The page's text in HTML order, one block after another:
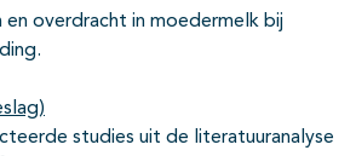
en overdracht in moedermelk bij
studies uit de literatuuranalyse